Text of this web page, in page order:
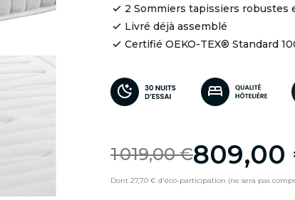
2 Sommiers tapissiers robustes
Livré déjà assemblé
Certifié OEKO-TEX® Standard
1 019,00 €809,00
Dont 27,70 € d'éco-participation (ne sera pas